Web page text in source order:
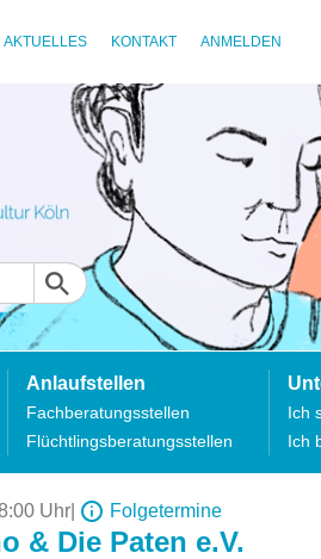
AKTUELLES KONTAKT ANMELDEN
Anlaufstellen
Fachberatungsstellen
Flüchtlingsberatungsstellen
Ich
Ich
Uhr Folgetermine
& Die Paten e.V.